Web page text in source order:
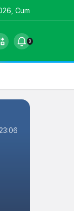
Cum
0
23:06